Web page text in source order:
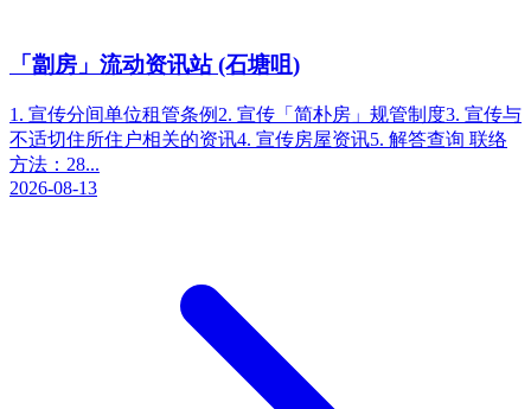
「劏房」流动资讯站 (石塘咀)
1. 宣传分间单位租管条例2. 宣传「简朴房」规管制度3. 宣传与
不适切住所住户相关的资讯4. 宣传房屋资讯5. 解答查询 联络
方法：28...
2026-08-13